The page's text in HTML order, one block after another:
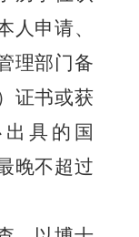
人申请、
理部门备
证书或获
具的国
晚不超过